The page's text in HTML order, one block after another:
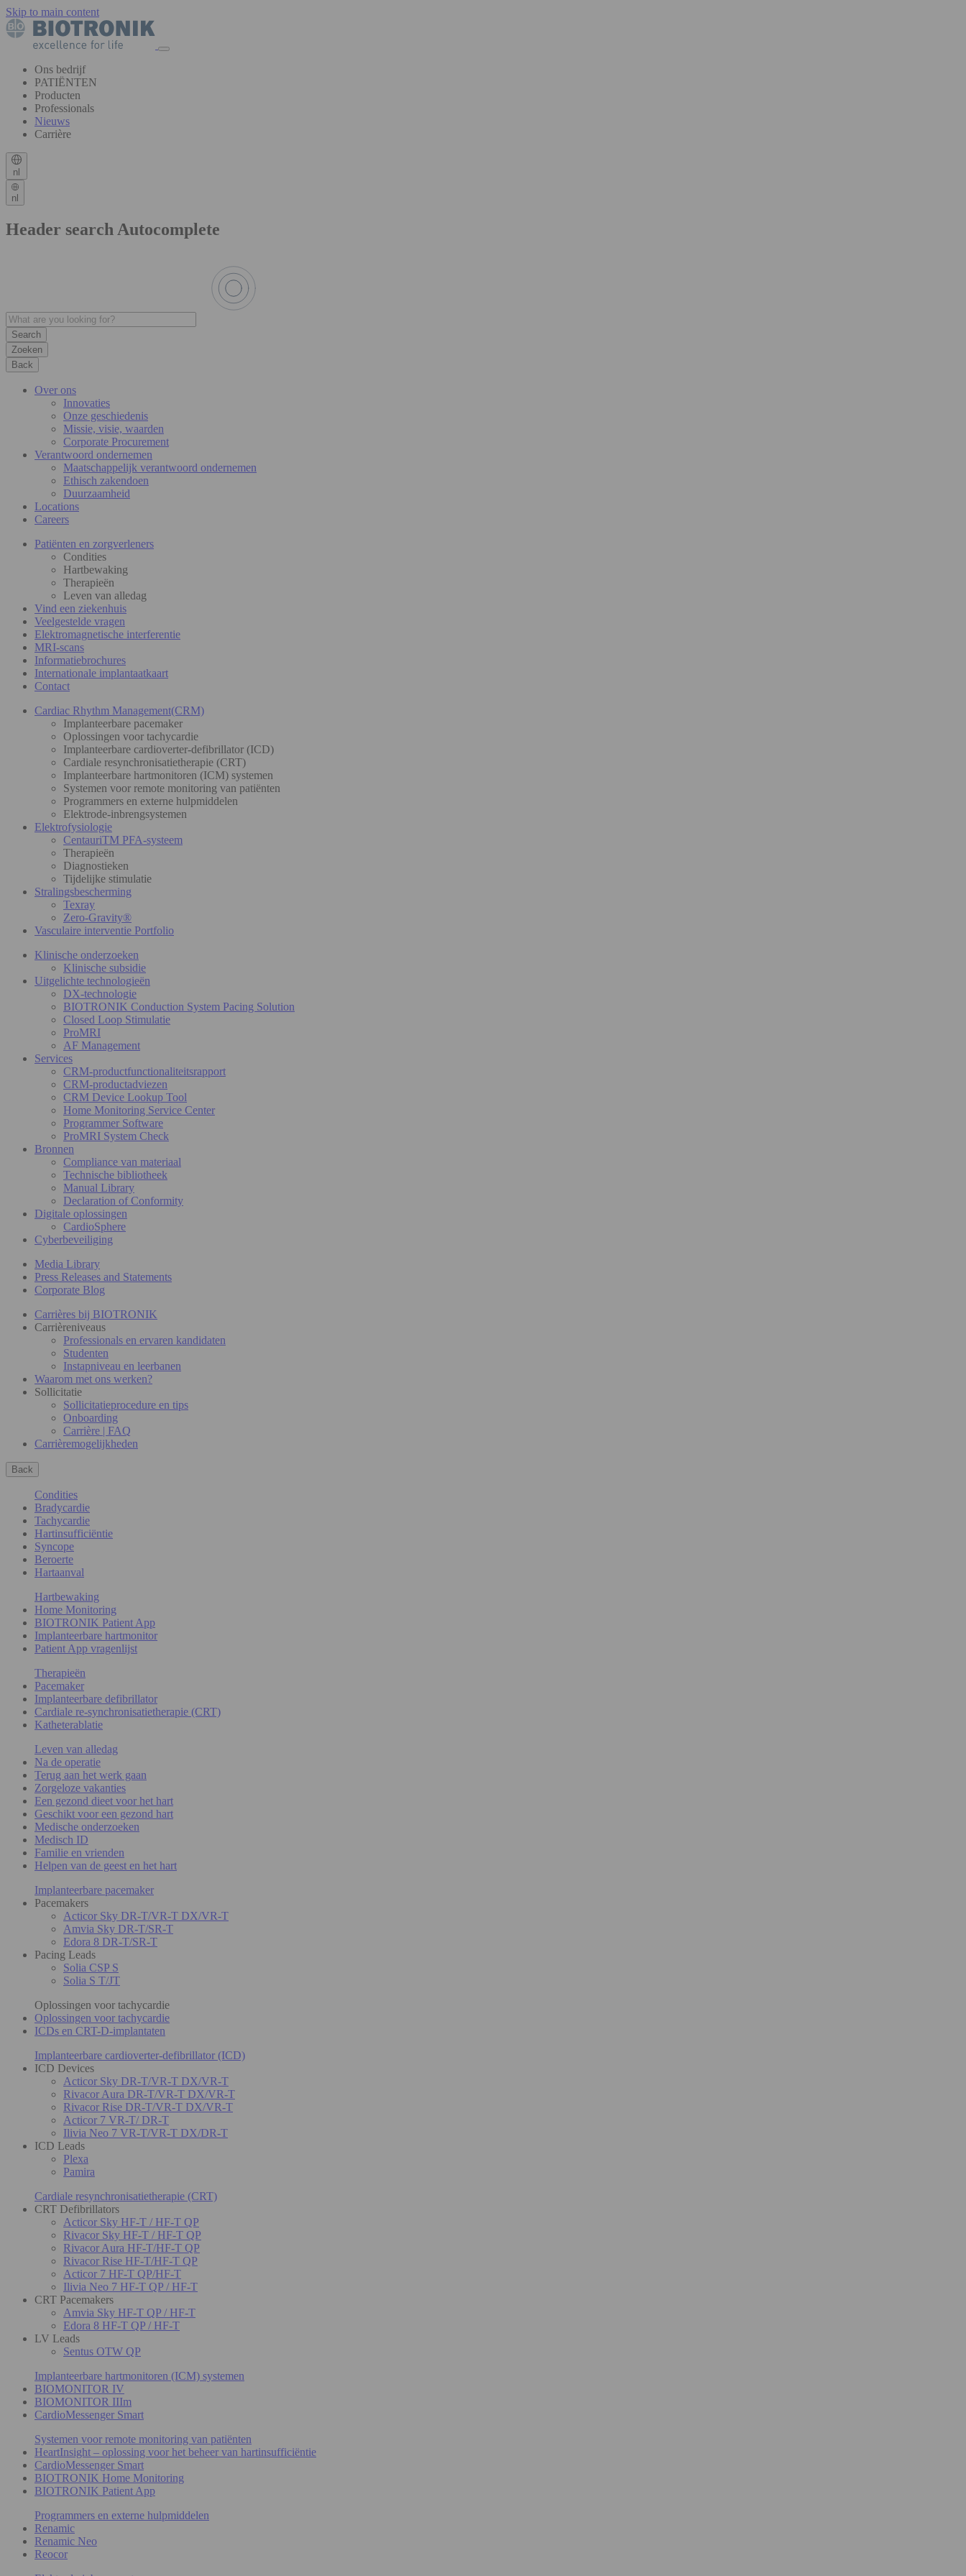
Skip to main content
Ons bedrijf
PATIËNTEN
Producten
Professionals
Nieuws
Carrière
nl
nl
Header search Autocomplete
Zoeken
Back
Over ons
Innovaties
Onze geschiedenis
Missie, visie, waarden
Corporate Procurement
Verantwoord ondernemen
Maatschappelijk verantwoord ondernemen
Ethisch zakendoen
Duurzaamheid
Locations
Careers
Patiënten en zorgverleners
Condities
Hartbewaking
Therapieën
Leven van alledag
Vind een ziekenhuis
Veelgestelde vragen
Elektromagnetische interferentie
MRI-scans
Informatiebrochures
Internationale implantaatkaart
Contact
Cardiac Rhythm Management(CRM)
Implanteerbare pacemaker
Oplossingen voor tachycardie
Implanteerbare cardioverter-defibrillator (ICD)
Cardiale resynchronisatietherapie (CRT)
Implanteerbare hartmonitoren (ICM) systemen
Systemen voor remote monitoring van patiënten
Programmers en externe hulpmiddelen
Elektrode-inbrengsystemen
Elektrofysiologie
CentauriTM PFA-systeem
Therapieën
Diagnostieken
Tijdelijke stimulatie
Stralingsbescherming
Texray
Zero-Gravity®
Vasculaire interventie Portfolio
Klinische onderzoeken
Klinische subsidie
Uitgelichte technologieën
DX-technologie
BIOTRONIK Conduction System Pacing Solution
Closed Loop Stimulatie
ProMRI
AF Management
Services
CRM-productfunctionaliteitsrapport
CRM-productadviezen
CRM Device Lookup Tool
Home Monitoring Service Center
Programmer Software
ProMRI System Check
Bronnen
Compliance van materiaal
Technische bibliotheek
Manual Library
Declaration of Conformity
Digitale oplossingen
CardioSphere
Cyberbeveiliging
Media Library
Press Releases and Statements
Corporate Blog
Carrières bij BIOTRONIK
Carrièreniveaus
Professionals en ervaren kandidaten
Studenten
Instapniveau en leerbanen
Waarom met ons werken?
Sollicitatie
Sollicitatieprocedure en tips
Onboarding
Carrière | FAQ
Carrièremogelijkheden
Back
Condities
Bradycardie
Tachycardie
Hartinsufficiëntie
Syncope
Beroerte
Hartaanval
Hartbewaking
Home Monitoring
BIOTRONIK Patient App
Implanteerbare hartmonitor
Patient App vragenlijst
Therapieën
Pacemaker
Implanteerbare defibrillator
Cardiale re-synchronisatietherapie (CRT)
Katheterablatie
Leven van alledag
Na de operatie
Terug aan het werk gaan
Zorgeloze vakanties
Een gezond dieet voor het hart
Geschikt voor een gezond hart
Medische onderzoeken
Medisch ID
Familie en vrienden
Helpen van de geest en het hart
Implanteerbare pacemaker
Pacemakers
Acticor Sky DR-T/VR-T DX/VR-T
Amvia Sky DR-T/SR-T
Edora 8 DR-T/SR-T
Pacing Leads
Solia CSP S
Solia S T/JT
Oplossingen voor tachycardie
Oplossingen voor tachycardie
ICDs en CRT-D-implantaten
Implanteerbare cardioverter-defibrillator (ICD)
ICD Devices
Acticor Sky DR-T/VR-T DX/VR-T
Rivacor Aura DR-T/VR-T DX/VR-T
Rivacor Rise DR-T/VR-T DX/VR-T
Acticor 7 VR-T/ DR-T
Ilivia Neo 7 VR-T/VR-T DX/DR-T
ICD Leads
Plexa
Pamira
Cardiale resynchronisatietherapie (CRT)
CRT Defibrillators
Acticor Sky HF-T / HF-T QP
Rivacor Sky HF-T / HF-T QP
Rivacor Aura HF-T/HF-T QP
Rivacor Rise HF-T/HF-T QP
Acticor 7 HF-T QP/HF-T
Ilivia Neo 7 HF-T QP / HF-T
CRT Pacemakers
Amvia Sky HF-T QP / HF-T
Edora 8 HF-T QP / HF-T
LV Leads
Sentus OTW QP
Implanteerbare hartmonitoren (ICM) systemen
BIOMONITOR IV
BIOMONITOR IIIm
CardioMessenger Smart
Systemen voor remote monitoring van patiënten
HeartInsight – oplossing voor het beheer van hartinsufficiëntie
CardioMessenger Smart
BIOTRONIK Home Monitoring
BIOTRONIK Patient App
Programmers en externe hulpmiddelen
Renamic
Renamic Neo
Reocor